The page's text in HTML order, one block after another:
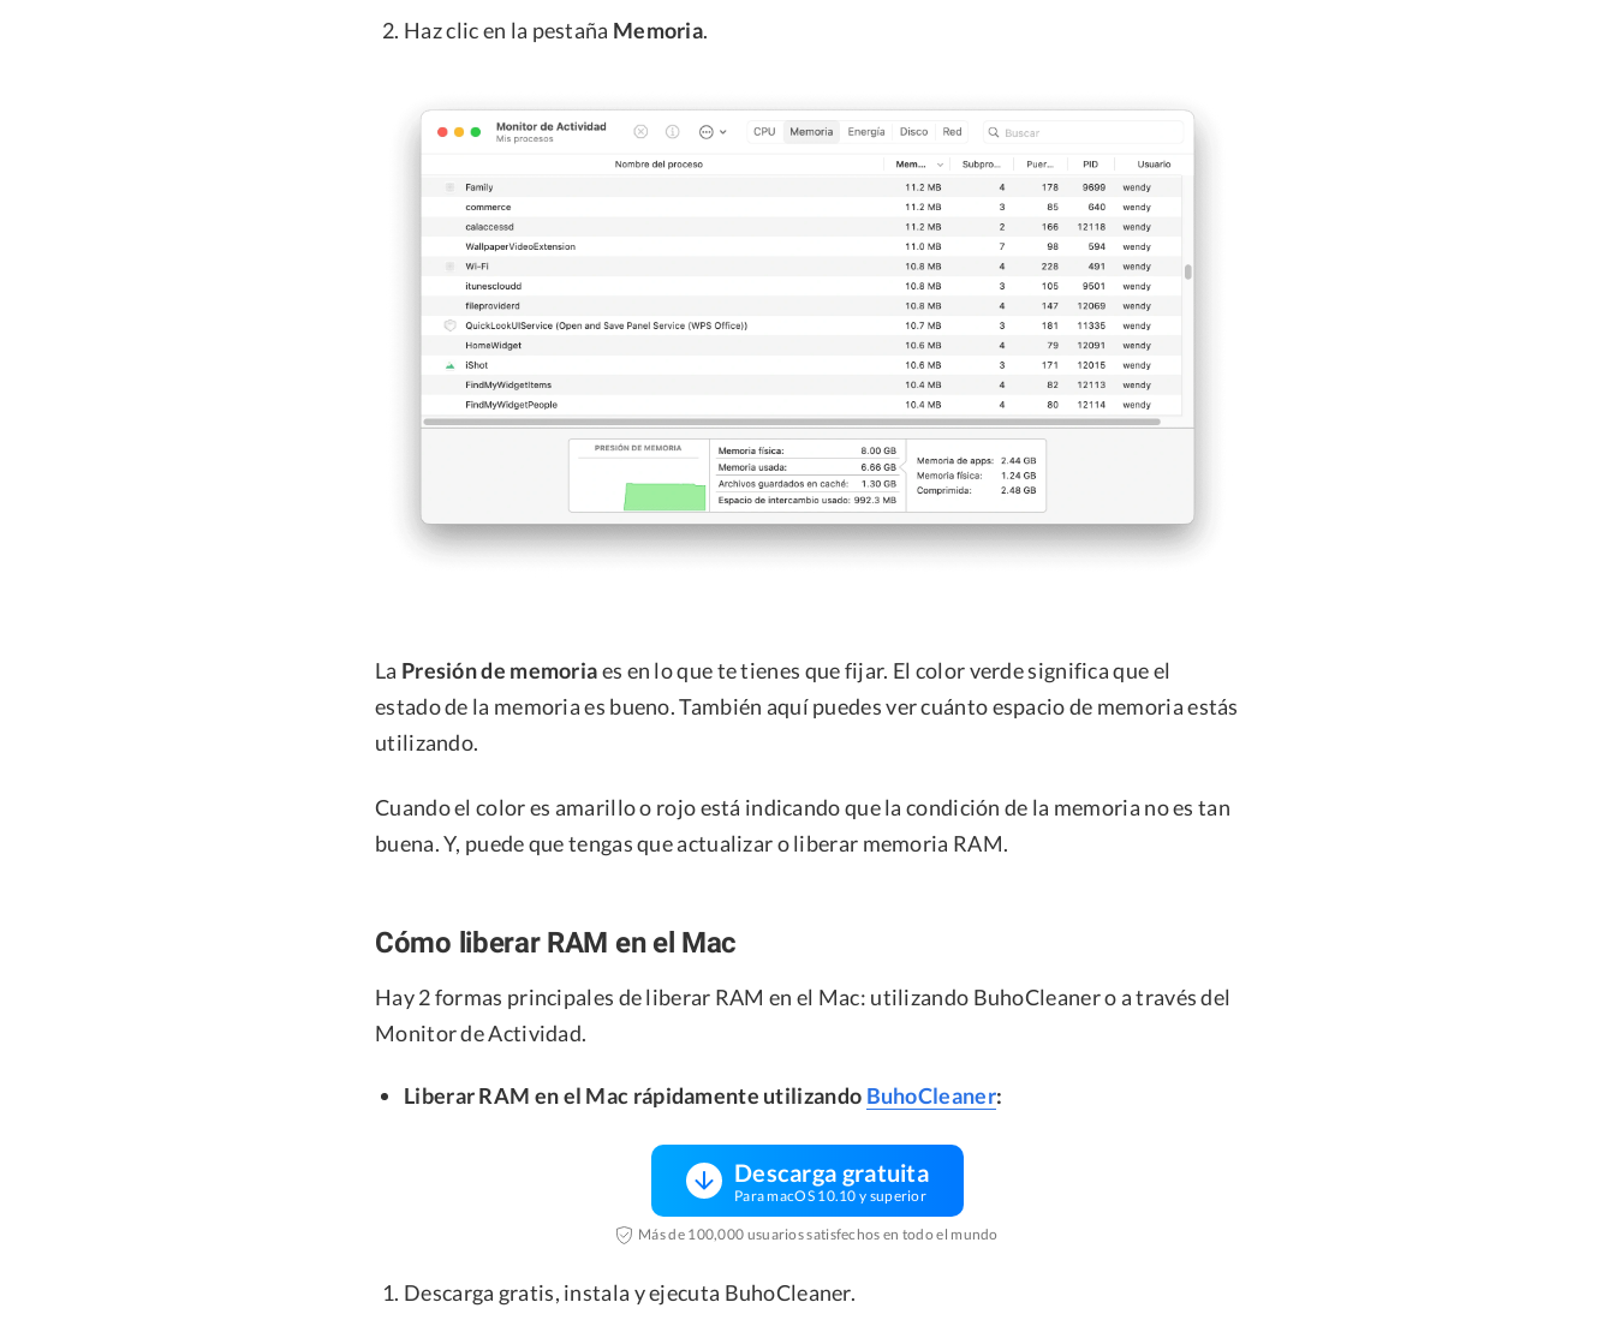
Haz clic en la pestaña Memoria.
La Presión de memoriaes en lo que te tienes que fijar. El color verde significa que el
estado de la memoria es bueno. También aquí puedes ver cuánto espacio de memoria estás
utilizando.
Cuando el color es amarillo o rojo está indicando que la condición de la memoria no es tan
buena. Y, puede que tengas que actualizar o liberar memoria RAM.
Cómo liberar RAM en el Mac
Hay 2 formas principales de liberar RAM en el Mac: utilizando BuhoCleaner o a través del
Monitor de Actividad.
Liberar RAM en el Mac rápidamente utilizando BuhoCleaner:
Descarga gratuita
Para macOS 10.10 y superior
Más de 100,000 usuarios satisfechos en todo el mundo
Descarga gratis, instala y ejecuta BuhoCleaner.